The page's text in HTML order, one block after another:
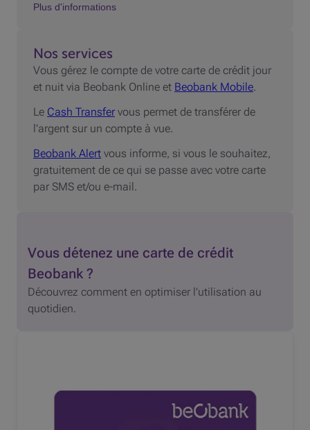
Plus d'informations
Nos services
Vous gérez le compte de votre carte de crédit jour
et nuit via Beobank Online et Beobank Mobile.
Le Cash Transfer vous permet de transférer de
l’argent sur un compte à vue.
Beobank Alert vous informe, si vous le souhaitez,
gratuitement de ce qui se passe avec votre carte
par SMS et/ou e-mail.
Vous détenez une carte de crédit
Beobank ?
Découvrez comment en optimiser l’utilisation au
quotidien.